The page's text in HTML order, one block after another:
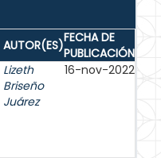
AUTOR(ES)FECHA DE
PUBLICACIÓN
Lizeth
Briseño
Juárez
16-nov-2022